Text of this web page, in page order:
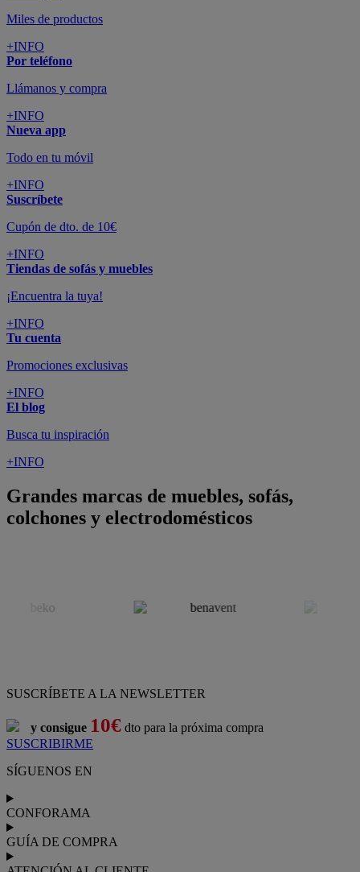
Miles de productos
+INFO
Por teléfono
Llámanos y compra
+INFO
Nueva app
Todo en tu móvil
+INFO
Suscríbete
Cupón de dto. de 10€
+INFO
Tiendas de sofás y muebles
¡Encuentra la tuya!
+INFO
Tu cuenta
Promociones exclusivas
+INFO
El blog
Busca tu inspiración
+INFO
Grandes marcas de muebles, sofás,
colchones y electrodomésticos
SUSCRÍBETE A LA NEWSLETTER
y consigue 10€ dto para la próxima compra
SUSCRIBIRME
SÍGUENOS EN
CONFORAMA
GUÍA DE COMPRA